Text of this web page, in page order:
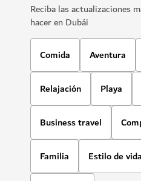
Reciba las actualizaciones
hacer en Dubái
Comida Aventura
Relajación Playa
Business travel
Familia Estilo de vida